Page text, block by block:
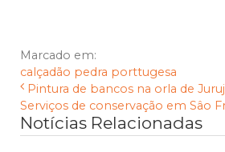
Marcado em:
calçadão pedra porttugesa
Pintura de bancos na orla de
Serviços de conservação em Sâo
Notícias Relacionadas